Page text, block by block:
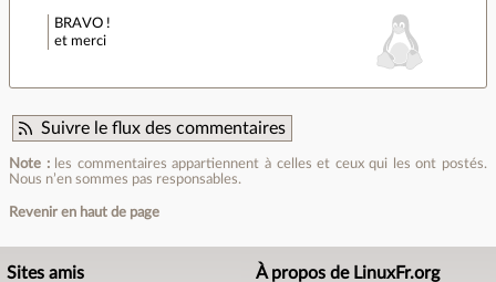
BRAVO !
et merci
Suivre le flux des commentaires
Note :les commentaires appartiennent à celles et ceux qui les ont postés.
Nous n’en sommes pas responsables.
Revenir en haut de page
Sites amis À propos de LinuxFr.org